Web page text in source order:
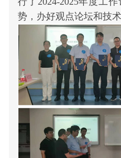
势，办好观点论坛和技